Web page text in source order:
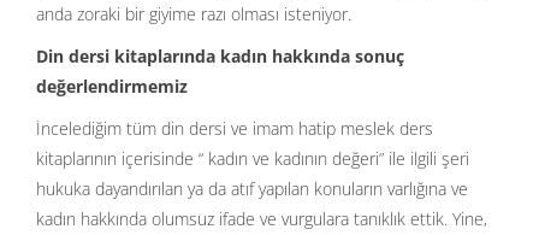
anda zoraki bir giyime razı olması isteniyor.
Din dersi kitaplarında kadın hakkında sonuç
değerlendirmemiz
İncelediğim tüm din dersi ve imam hatip meslek ders
kitaplarının içerisinde “ kadın ve kadının değeri” ile ilgili şeri
hukuka dayandırılan ya da atıf yapılan konuların varlığına ve
kadın hakkında olumsuz ifade ve vurgulara tanıklık ettik. Yine,